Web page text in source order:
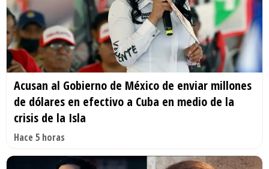
Acusan al Gobierno de México de enviar millones
de dólares en efectivo a Cuba en medio de la
crisis de la Isla
Hace 5 horas